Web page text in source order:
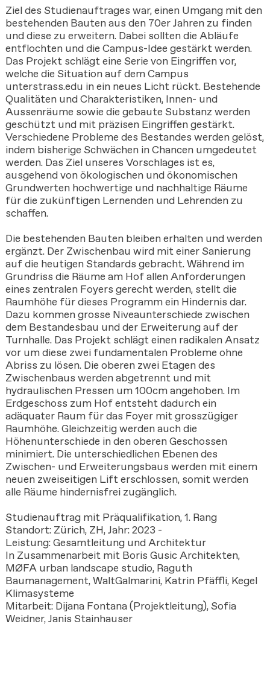
Ziel des Studienauftrages war, einen Umgang mit den
bestehenden Bauten aus den 70er Jahren zu finden
und diese zu erweitern. Dabei sollten die Abläufe
entflochten und die Campus-Idee gestärkt werden.
Das Projekt schlägt eine Serie von Eingriffen vor,
welche die Situation auf dem Campus
unterstrass.edu in ein neues Licht rückt. Bestehende
Qualitäten und Charakteristiken, Innen- und
Aussenräume sowie die gebaute Substanz werden
geschützt und mit präzisen Eingriffen gestärkt.
Verschiedene Probleme des Bestandes werden gelöst,
indem bisherige Schwächen in Chancen umgedeutet
werden. Das Ziel unseres Vorschlages ist es,
ausgehend von ökologischen und ökonomischen
Grundwerten hochwertige und nachhaltige Räume
für die zukünftigen Lernenden und Lehrenden zu
schaffen.
Die bestehenden Bauten bleiben erhalten und werden
ergänzt. Der Zwischenbau wird mit einer Sanierung
auf die heutigen Standards gebracht. Während im
Grundriss die Räume am Hof allen Anforderungen
eines zentralen Foyers gerecht werden, stellt die
Raumhöhe für dieses Programm ein Hindernis dar.
Dazu kommen grosse Niveaunterschiede zwischen
dem Bestandesbau und der Erweiterung auf der
Turnhalle. Das Projekt schlägt einen radikalen Ansatz
vor um diese zwei fundamentalen Probleme ohne
Abriss zu lösen. Die oberen zwei Etagen des
Zwischenbaus werden abgetrennt und mit
hydraulischen Pressen um 100cm angehoben. Im
Erdgeschoss zum Hof entsteht dadurch ein
adäquater Raum für das Foyer mit grosszügiger
Raumhöhe. Gleichzeitig werden auch die
Höhenunterschiede in den oberen Geschossen
minimiert. Die unterschiedlichen Ebenen des
Zwischen- und Erweiterungsbaus werden mit einem
neuen zweiseitigen Lift erschlossen, somit werden
alle Räume hindernisfrei zugänglich.
Studienauftrag mit Präqualifikation, 1. Rang
Standort: Zürich, ZH, Jahr: 2023 -
Leistung: Gesamtleitung und Architektur
In Zusammenarbeit mit Boris Gusic Architekten,
MØFA urban landscape studio, Raguth
Baumanagement,WaltGalmarini, Katrin Pfäffli, Kegel
Klimasysteme
Mitarbeit: Dijana Fontana (Projektleitung), Sofia
Weidner, Janis Stainhauser